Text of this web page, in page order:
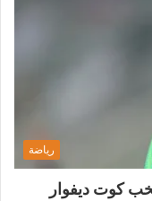
رياضة
كوت ديفوار